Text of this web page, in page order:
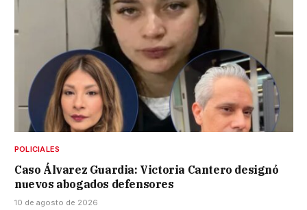
POLICIALES
Caso Álvarez Guardia: Victoria Cantero designó
nuevos abogados defensores
10 de agosto de 2026